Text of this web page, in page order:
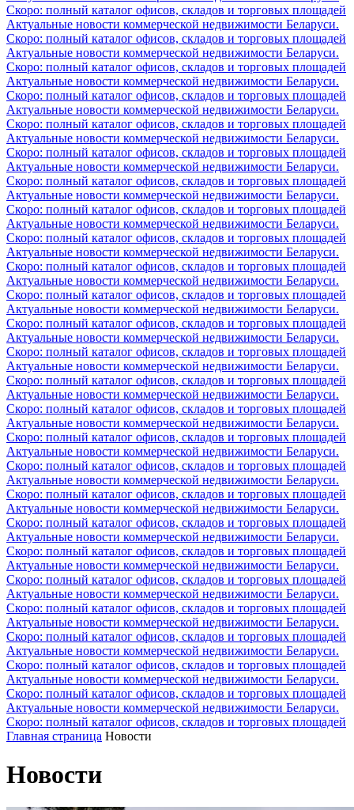
Скоро: полный каталог офисов, складов и торговых площадей
Актуальные новости коммерческой недвижимости Беларуси.
Скоро: полный каталог офисов, складов и торговых площадей
Актуальные новости коммерческой недвижимости Беларуси.
Скоро: полный каталог офисов, складов и торговых площадей
Актуальные новости коммерческой недвижимости Беларуси.
Скоро: полный каталог офисов, складов и торговых площадей
Актуальные новости коммерческой недвижимости Беларуси.
Скоро: полный каталог офисов, складов и торговых площадей
Актуальные новости коммерческой недвижимости Беларуси.
Скоро: полный каталог офисов, складов и торговых площадей
Актуальные новости коммерческой недвижимости Беларуси.
Скоро: полный каталог офисов, складов и торговых площадей
Актуальные новости коммерческой недвижимости Беларуси.
Скоро: полный каталог офисов, складов и торговых площадей
Актуальные новости коммерческой недвижимости Беларуси.
Скоро: полный каталог офисов, складов и торговых площадей
Актуальные новости коммерческой недвижимости Беларуси.
Скоро: полный каталог офисов, складов и торговых площадей
Актуальные новости коммерческой недвижимости Беларуси.
Скоро: полный каталог офисов, складов и торговых площадей
Актуальные новости коммерческой недвижимости Беларуси.
Скоро: полный каталог офисов, складов и торговых площадей
Актуальные новости коммерческой недвижимости Беларуси.
Скоро: полный каталог офисов, складов и торговых площадей
Актуальные новости коммерческой недвижимости Беларуси.
Скоро: полный каталог офисов, складов и торговых площадей
Актуальные новости коммерческой недвижимости Беларуси.
Скоро: полный каталог офисов, складов и торговых площадей
Актуальные новости коммерческой недвижимости Беларуси.
Скоро: полный каталог офисов, складов и торговых площадей
Актуальные новости коммерческой недвижимости Беларуси.
Скоро: полный каталог офисов, складов и торговых площадей
Актуальные новости коммерческой недвижимости Беларуси.
Скоро: полный каталог офисов, складов и торговых площадей
Актуальные новости коммерческой недвижимости Беларуси.
Скоро: полный каталог офисов, складов и торговых площадей
Актуальные новости коммерческой недвижимости Беларуси.
Скоро: полный каталог офисов, складов и торговых площадей
Актуальные новости коммерческой недвижимости Беларуси.
Скоро: полный каталог офисов, складов и торговых площадей
Актуальные новости коммерческой недвижимости Беларуси.
Скоро: полный каталог офисов, складов и торговых площадей
Актуальные новости коммерческой недвижимости Беларуси.
Скоро: полный каталог офисов, складов и торговых площадей
Актуальные новости коммерческой недвижимости Беларуси.
Скоро: полный каталог офисов, складов и торговых площадей
Актуальные новости коммерческой недвижимости Беларуси.
Скоро: полный каталог офисов, складов и торговых площадей
Актуальные новости коммерческой недвижимости Беларуси.
Скоро: полный каталог офисов, складов и торговых площадей
Главная страница Новости
Новости